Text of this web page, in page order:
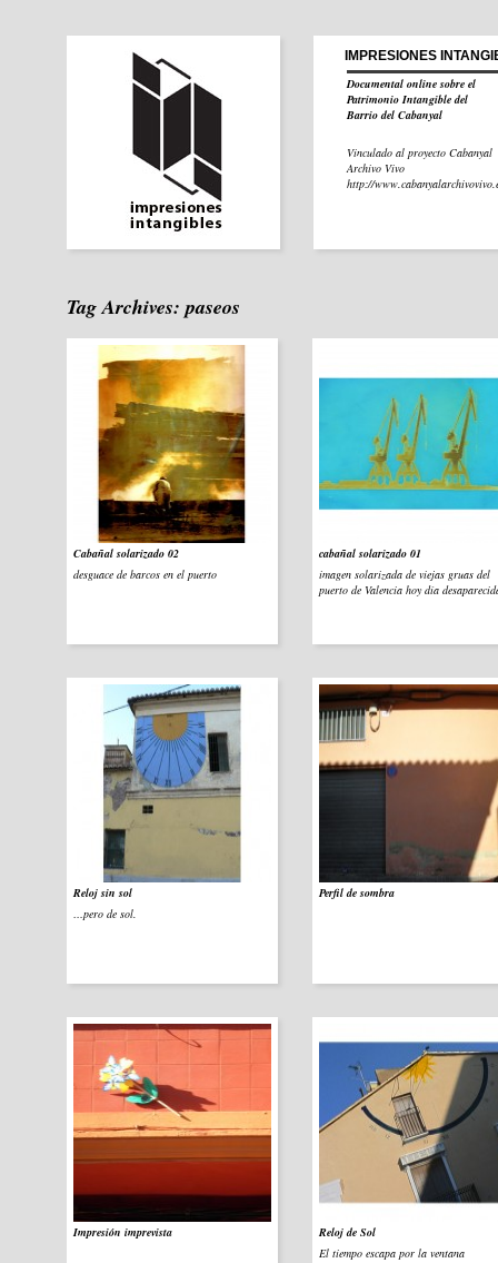
IMPRESIONES
Documental online sobre el
Patrimonio Intangible del
Barrio del Cabanyal
Vinculado al proyecto Cabanyal
Archivo Vivo
http://
Tag Archives:paseos
Cabañal solarizado 02
desguace de barcos en el puerto
cabañal solarizado 01
imagen solarizada de viejas gruas del
puerto de Valencia hoy día
Reloj sin sol
…pero de sol.
Perfil de sombra
Impresión imprevista
Reloj de Sol
El tiempo escapa por la ventana